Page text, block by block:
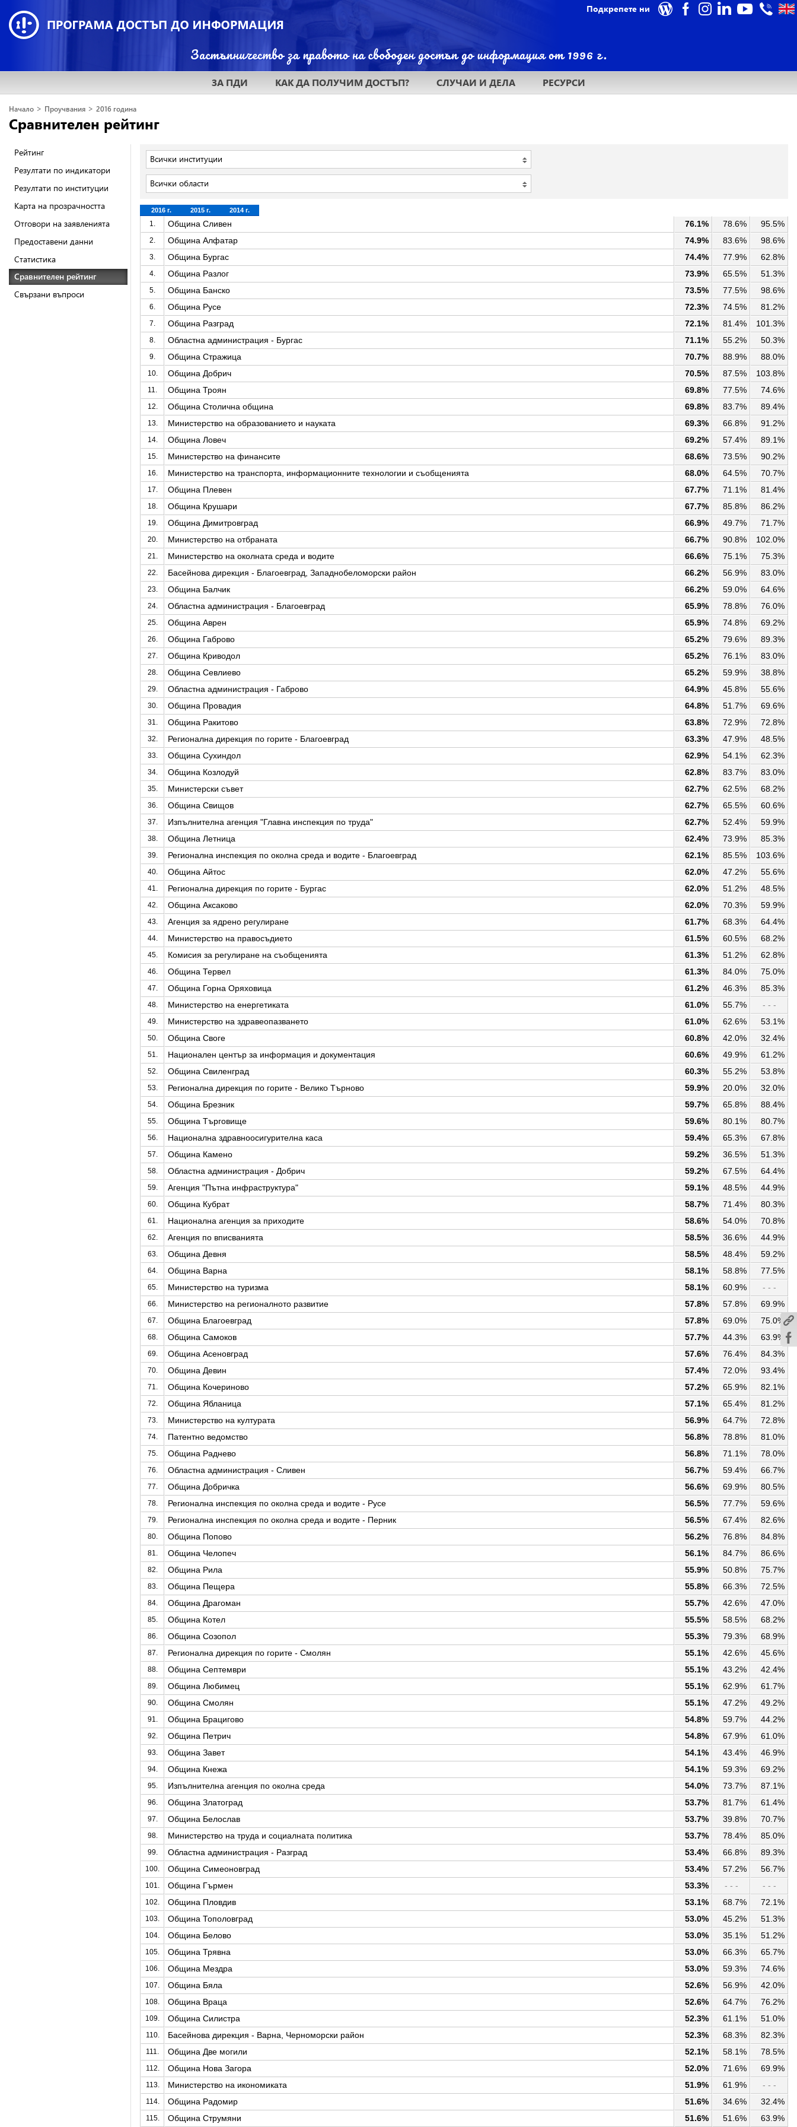
Подкрепете ни
ЗА ПДИ КАК ДА ПОЛУЧИМ ДОСТЪП? СЛУЧАИ И ДЕЛА РЕСУРСИ
Начало > Проучвания > 2016 година
Сравнителен рейтинг
Рейтинг
Резултати по индикатори
Резултати по институции
Карта на прозрачността
Отговори на заявленията
Предоставени данни
Статистика
Сравнителен рейтинг
Свързани въпроси
Всички институции
Всички области
2016 г. 2015 г. 2014 г.
1. Община Сливен 76.1% 78.6% 95.5%
2. Община Алфатар 74.9% 83.6% 98.6%
3. Община Бургас 74.4% 77.9% 62.8%
4. Община Разлог 73.9% 65.5% 51.3%
5. Община Банско 73.5% 77.5% 98.6%
6. Община Русе 72.3% 74.5% 81.2%
7. Община Разград 72.1% 81.4% 101.3%
8. Областна администрация - Бургас 71.1% 55.2% 50.3%
9. Община Стражица 70.7% 88.9% 88.0%
10. Община Добрич 70.5% 87.5% 103.8%
11. Община Троян 69.8% 77.5% 74.6%
12. Община Столична община 69.8% 83.7% 89.4%
13. Министерство на образованието и науката 69.3% 66.8% 91.2%
14. Община Ловеч 69.2% 57.4% 89.1%
15. Министерство на финансите 68.6% 73.5% 90.2%
16. Министерство на транспорта, информационните технологии и съобщенията 68.0% 64.5% 70.7%
17. Община Плевен 67.7% 71.1% 81.4%
18. Община Крушари 67.7% 85.8% 86.2%
19. Община Димитровград 66.9% 49.7% 71.7%
20. Министерство на отбраната 66.7% 90.8% 102.0%
21. Министерство на околната среда и водите 66.6% 75.1% 75.3%
22. Басейнова дирекция - Благоевград, Западнобеломорски район 66.2% 56.9% 83.0%
23. Община Балчик 66.2% 59.0% 64.6%
24. Областна администрация - Благоевград 65.9% 78.8% 76.0%
25. Община Аврен 65.9% 74.8% 69.2%
26. Община Габрово 65.2% 79.6% 89.3%
27. Община Криводол 65.2% 76.1% 83.0%
28. Община Севлиево 65.2% 59.9% 38.8%
29. Областна администрация - Габрово 64.9% 45.8% 55.6%
30. Община Провадия 64.8% 51.7% 69.6%
31. Община Ракитово 63.8% 72.9% 72.8%
32. Регионална дирекция по горите - Благоевград 63.3% 47.9% 48.5%
33. Община Сухиндол 62.9% 54.1% 62.3%
34. Община Козлодуй 62.8% 83.7% 83.0%
35. Министерски съвет 62.7% 62.5% 68.2%
36. Община Свищов 62.7% 65.5% 60.6%
37. Изпълнителна агенция "Главна инспекция по труда" 62.7% 52.4% 59.9%
38. Община Летница 62.4% 73.9% 85.3%
39. Регионална инспекция по околна среда и водите - Благоевград 62.1% 85.5% 103.6%
40. Община Айтос 62.0% 47.2% 55.6%
41. Регионална дирекция по горите - Бургас 62.0% 51.2% 48.5%
42. Община Аксаково 62.0% 70.3% 59.9%
43. Агенция за ядрено регулиране 61.7% 68.3% 64.4%
44. Министерство на правосъдието 61.5% 60.5% 68.2%
45. Комисия за регулиране на съобщенията 61.3% 51.2% 62.8%
46. Община Тервел 61.3% 84.0% 75.0%
47. Община Горна Оряховица 61.2% 46.3% 85.3%
48. Министерство на енергетиката 61.0% 55.7% - - -
49. Министерство на здравеопазването 61.0% 62.6% 53.1%
50. Община Своге 60.8% 42.0% 32.4%
51. Национален център за информация и документация 60.6% 49.9% 61.2%
52. Община Свиленград 60.3% 55.2% 53.8%
53. Регионална дирекция по горите - Велико Търново 59.9% 20.0% 32.0%
54. Община Брезник 59.7% 65.8% 88.4%
55. Община Търговище 59.6% 80.1% 80.7%
56. Национална здравноосигурителна каса 59.4% 65.3% 67.8%
57. Община Камено 59.2% 36.5% 51.3%
58. Областна администрация - Добрич 59.2% 67.5% 64.4%
59. Агенция "Пътна инфраструктура" 59.1% 48.5% 44.9%
60. Община Кубрат 58.7% 71.4% 80.3%
61. Национална агенция за приходите 58.6% 54.0% 70.8%
62. Агенция по вписванията 58.5% 36.6% 44.9%
63. Община Девня 58.5% 48.4% 59.2%
64. Община Варна 58.1% 58.8% 77.5%
65. Министерство на туризма 58.1% 60.9% - - -
66. Министерство на регионалното развитие 57.8% 57.8% 69.9%
67. Община Благоевград 57.8% 69.0% 75.0%
68. Община Самоков 57.7% 44.3% 63.9%
69. Община Асеновград 57.6% 76.4% 84.3%
70. Община Девин 57.4% 72.0% 93.4%
71. Община Кочериново 57.2% 65.9% 82.1%
72. Община Ябланица 57.1% 65.4% 81.2%
73. Министерство на културата 56.9% 64.7% 72.8%
74. Патентно ведомство 56.8% 78.8% 81.0%
75. Община Раднево 56.8% 71.1% 78.0%
76. Областна администрация - Сливен 56.7% 59.4% 66.7%
77. Община Добричка 56.6% 69.9% 80.5%
78. Регионална инспекция по околна среда и водите - Русе 56.5% 77.7% 59.6%
79. Регионална инспекция по околна среда и водите - Перник 56.5% 67.4% 82.6%
80. Община Попово 56.2% 76.8% 84.8%
81. Община Челопеч 56.1% 84.7% 86.6%
82. Община Рила 55.9% 50.8% 75.7%
83. Община Пещера 55.8% 66.3% 72.5%
84. Община Драгоман 55.7% 42.6% 47.0%
85. Община Котел 55.5% 58.5% 68.2%
86. Община Созопол 55.3% 79.3% 68.9%
87. Регионална дирекция по горите - Смолян 55.1% 42.6% 45.6%
88. Община Септември 55.1% 43.2% 42.4%
89. Община Любимец 55.1% 62.9% 61.7%
90. Община Смолян 55.1% 47.2% 49.2%
91. Община Брацигово 54.8% 59.7% 44.2%
92. Община Петрич 54.8% 67.9% 61.0%
93. Община Завет 54.1% 43.4% 46.9%
94. Община Кнежа 54.1% 59.3% 69.2%
95. Изпълнителна агенция по околна среда 54.0% 73.7% 87.1%
96. Община Златоград 53.7% 81.7% 61.4%
97. Община Белослав 53.7% 39.8% 70.7%
98. Министерство на труда и социалната политика 53.7% 78.4% 85.0%
99. Областна администрация - Разград 53.4% 66.8% 89.3%
100. Община Симеоновград 53.4% 57.2% 56.7%
101. Община Гърмен 53.3% - - - - - -
102. Община Пловдив 53.1% 68.7% 72.1%
103. Община Тополовград 53.0% 45.2% 51.3%
104. Община Белово 53.0% 35.1% 51.2%
105. Община Трявна 53.0% 66.3% 65.7%
106. Община Мездра 53.0% 59.3% 74.6%
107. Община Бяла 52.6% 56.9% 42.0%
108. Община Враца 52.6% 64.7% 76.2%
109. Община Силистра 52.3% 61.1% 51.0%
110. Басейнова дирекция - Варна, Черноморски район 52.3% 68.3% 82.3%
111. Община Две могили 52.1% 58.1% 78.5%
112. Община Нова Загора 52.0% 71.6% 69.9%
113. Министерство на икономиката 51.9% 61.9% - - -
114. Община Радомир 51.6% 34.6% 32.4%
115. Община Струмяни 51.6% 51.6% 63.9%